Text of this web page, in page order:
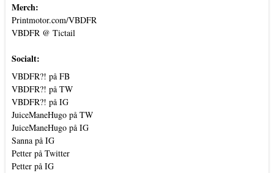
Merch:
Printmotor.com/VBDFR
VBDFR @ Tictail
Socialt:
VBDFR?! på FB
VBDFR?! på TW
VBDFR?! på IG
JuiceManeHugo på TW
JuiceManeHugo på IG
Sanna på IG
Petter på Twitter
Petter på IG